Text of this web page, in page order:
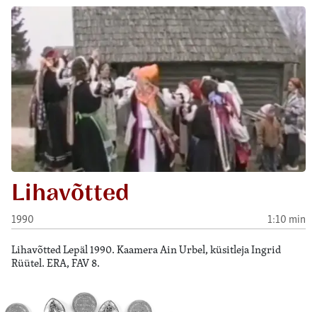
Lihavõtted
1990 1:10 min
Lihavõtted Lepäl 1990. Kaamera Ain Urbel, küsitleja Ingrid
Rüütel. ERA, FAV 8.